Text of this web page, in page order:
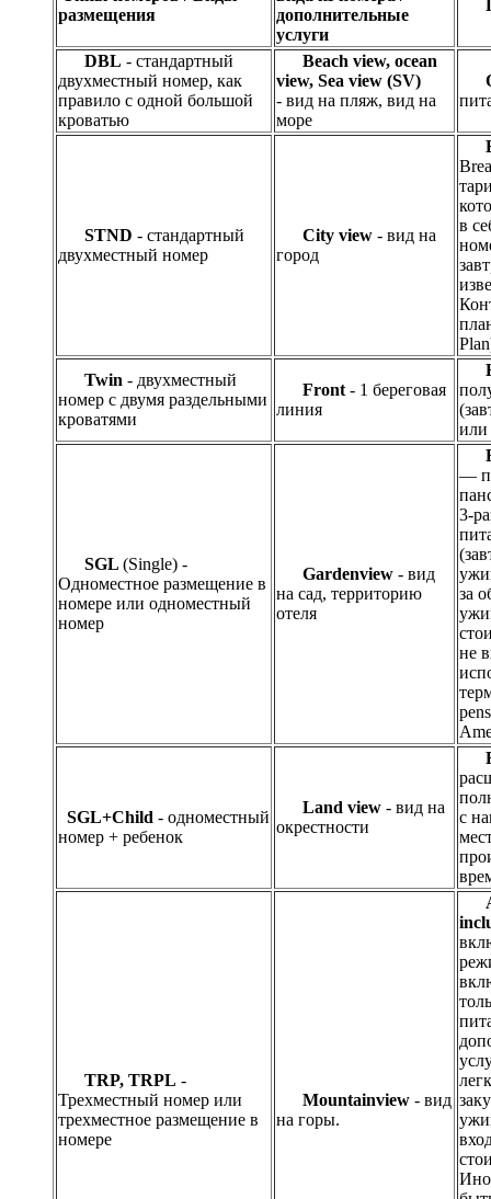
размещения
дополнительные
услуги
DBL - стандартный
двухместный номер, как
правило с одной большой
кроватью
Beach view, ocean
view, Sea view (SV)
- вид на пляж, вид на
море
STND - стандартный
двухместный номер
City view - вид на
город
в
Twin - двухместный
номер с двумя раздельными
кроватями
Front - 1 береговая
линия
или
SGL (Single) -
Одноместное размещение в
номере или одноместный
номер
Gardenview - вид
на сад, территорию
отеля
—
3-
за
не
SGL+Child - одноместный
номер + ребенок
Land view - вид на
окрестности
с
TRP, TRPL -
Трехместный номер или
трехместное размещение в
номере
Mountainview - вид
на горы.